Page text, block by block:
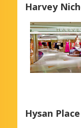
Harvey
Hysan Place